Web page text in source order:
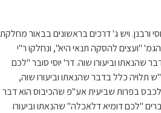
ורבנן. ויש ג' דרכים בראשונים בבאור מחלקת
"ועצים להסקה תנאי היא", ונחלקו ר"י
שהנאתו וביעורו שוה. דר' יוסי סובר "לכם
תלויה כלל בדבר שהנאתו וביעורו שוה,
בפרות שביעית אע"פ שהכיבוס הוא דבר
"לכם דומיא דלאכלה" שהנאתו וביעורו